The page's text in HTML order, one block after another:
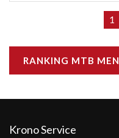
1
RANKING MTB MEN
Krono Service